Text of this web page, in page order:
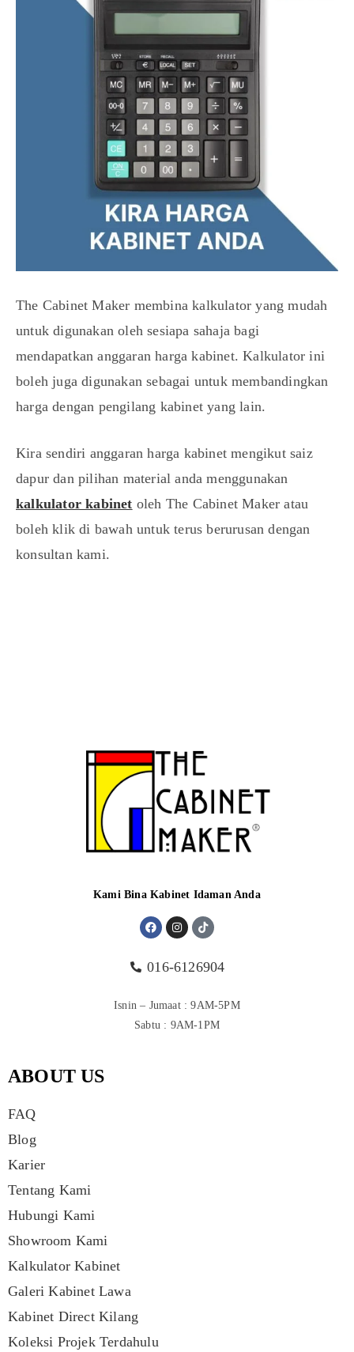
The Cabinet Maker membina kalkulator yang mudah
untuk digunakan oleh sesiapa sahaja bagi
mendapatkan anggaran harga kabinet. Kalkulator ini
boleh juga digunakan sebagai untuk membandingkan
harga dengan pengilang kabinet yang lain.
Kira sendiri anggaran harga kabinet mengikut saiz
dapur dan pilihan material anda menggunakan
kalkulator kabinet oleh The Cabinet Maker atau
boleh klik di bawah untuk terus berurusan dengan
konsultan kami.
Kami Bina Kabinet Idaman Anda
016-6126904
Isnin – Jumaat : 9AM-5PM
Sabtu : 9AM-1PM
ABOUT US
FAQ
Blog
Karier
Tentang Kami
Hubungi Kami
Showroom Kami
Kalkulator Kabinet
Galeri Kabinet Lawa
Kabinet Direct Kilang
Koleksi Projek Terdahulu